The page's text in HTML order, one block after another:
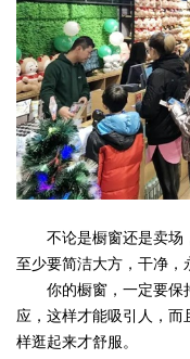
不论是橱窗还是卖场，
至少要简洁大方，干净，
你的橱窗，一定要保
应，这样才能吸引人，
样逛起来才舒服。